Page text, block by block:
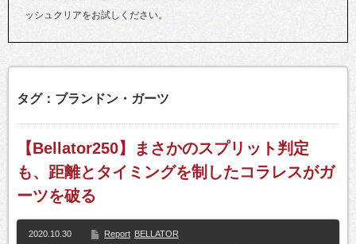
ッシュクリアをお試しください。
タグ：ブランドン・ガーツ
【Bellator250】まさかのスプリット判定
も、距離とタイミングを制したコラレスがガ
ーツを破る
2020.10.30 Report BELLATOR